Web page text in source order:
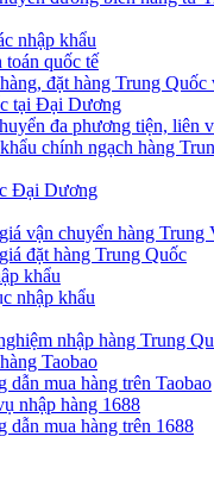
nhập khẩu
toán quốc tế
đặt hàng Trung
tại Đại Dương
đa phương tiện, liên
chính ngạch hàng
Đại Dương
vận chuyển hàng Trung
đặt hàng Trung Quốc
khẩu
nhập khẩu
nhập hàng Trung
Taobao
dẫn mua hàng trên Taobao
nhập hàng 1688
dẫn mua hàng trên 1688